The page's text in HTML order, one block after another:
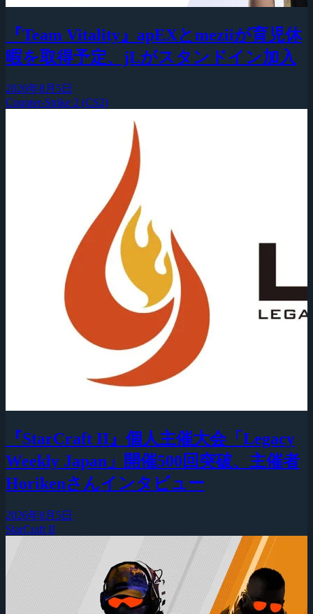
『Team Vitality』apEXとmeziiが育児休
暇を取得予定、jLがスタンドイン加入
2026年8月5日
Counter-Strike 2 (CS2)
『StarCraft II』個人主催大会「Legacy
Weekly Japan」開催500回突破、主催者
Horikenさんインタビュー
2026年8月5日
StarCraft II